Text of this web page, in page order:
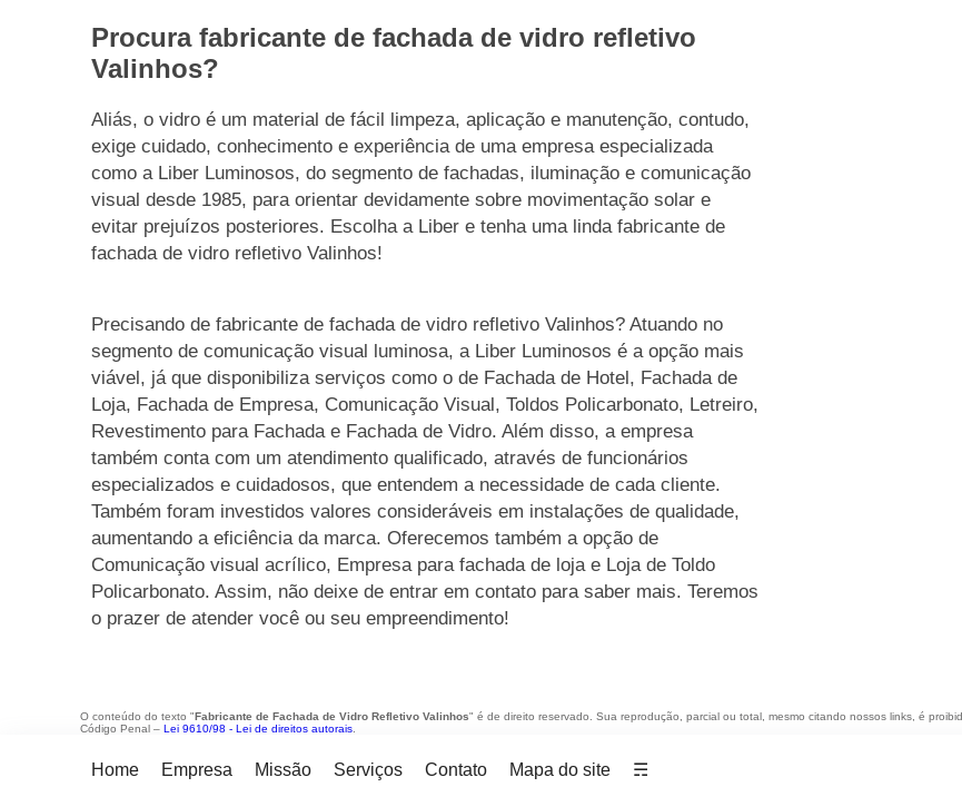
Procura fabricante de fachada de vidro refletivo
Valinhos?
Aliás, o vidro é um material de fácil limpeza, aplicação e manutenção, contudo,
exige cuidado, conhecimento e experiência de uma empresa especializada
como a Liber Luminosos, do segmento de fachadas, iluminação e comunicação
visual desde 1985, para orientar devidamente sobre movimentação solar e
evitar prejuízos posteriores. Escolha a Liber e tenha uma linda fabricante de
fachada de vidro refletivo Valinhos!
Precisando de fabricante de fachada de vidro refletivo Valinhos? Atuando no
segmento de comunicação visual luminosa, a Liber Luminosos é a opção mais
viável, já que disponibiliza serviços como o de Fachada de Hotel, Fachada de
Loja, Fachada de Empresa, Comunicação Visual, Toldos Policarbonato, Letreiro,
Revestimento para Fachada e Fachada de Vidro. Além disso, a empresa
também conta com um atendimento qualificado, através de funcionários
especializados e cuidadosos, que entendem a necessidade de cada cliente.
Também foram investidos valores consideráveis em instalações de qualidade,
aumentando a eficiência da marca. Oferecemos também a opção de
Comunicação visual acrílico, Empresa para fachada de loja e Loja de Toldo
Policarbonato. Assim, não deixe de entrar em contato para saber mais. Teremos
o prazer de atender você ou seu empreendimento!
O conteúdo do texto "Fabricante de Fachada de Vidro Refletivo Valinhos" é de direito reservado. Sua reprodução, parcial ou total, mesmo citando nossos links, é
Código Penal – Lei 9610/98 - Lei de direitos autorais
Home Empresa Missão Serviços Contato Mapa do site ☴